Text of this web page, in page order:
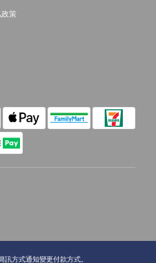
策
方式通知變更付款方式。